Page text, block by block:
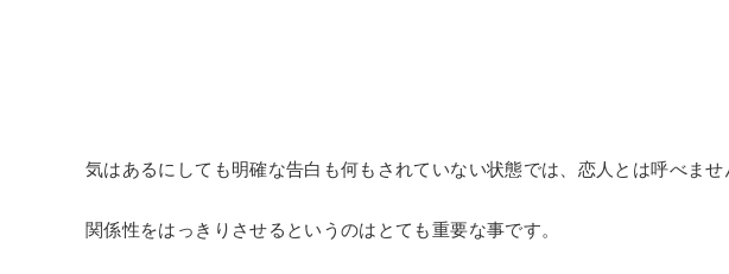
気はあるにしても明確な告白も何もされていない状態では、恋人とは呼べませ
関係性をはっきりさせるというのはとても重要な事です。